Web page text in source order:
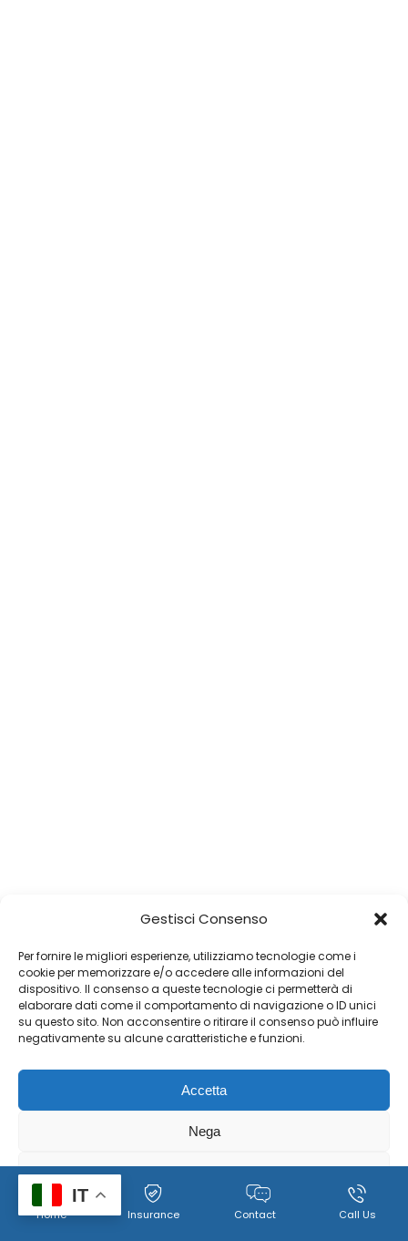
Gestisci Consenso
Per fornire le migliori esperienze, utilizziamo tecnologie come i
cookie per memorizzare e/o accedere alle informazioni del
dispositivo. Il consenso a queste tecnologie ci permetterà di
elaborare dati come il comportamento di navigazione o ID unici
su questo sito. Non acconsentire o ritirare il consenso può influire
negativamente su alcune caratteristiche e funzioni.
Accetta
Nega
Policy per il trattamento dei dati personali, immagini e video
Home Insurance Contact Call Us
IT